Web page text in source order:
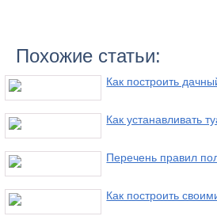
Похожие статьи:
Как построить
Как устанавливать
Перечень правил
Как построить